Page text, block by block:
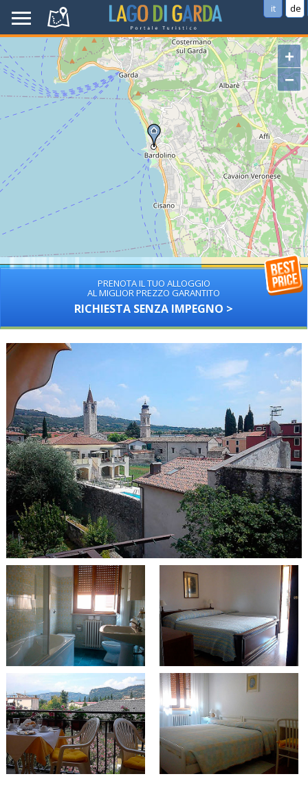
it de
+
−
PRENOTA IL TUO ALLOGGIO
AL MIGLIOR PREZZO GARANTITO
RICHIESTA SENZA IMPEGNO >